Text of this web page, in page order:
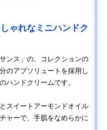
ゃれなミニハンドク
ンス」の、コレクションの
のアブソリュートを採用し
のハンドクリームです。
スイートアーモンドオイル
ャーで、手肌をなめらかに